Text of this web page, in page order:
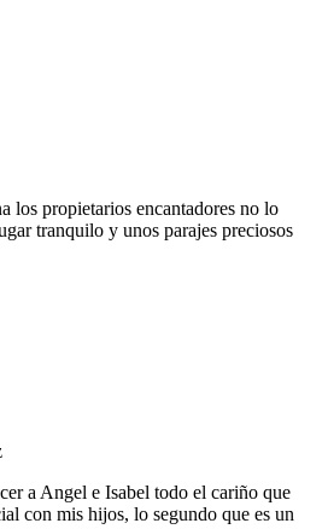
los propietarios encantadores no lo
tranquilo y unos parajes preciosos
a Angel e Isabel todo el cariño que
con mis hijos, lo segundo que es un